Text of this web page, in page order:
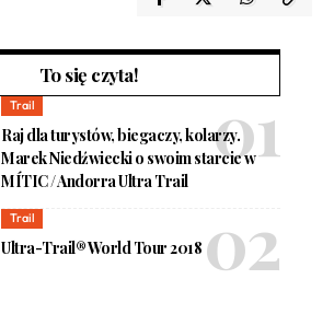
To się czyta!
Trail
Raj dla turystów, biegaczy, kolarzy.
Marek Niedźwiecki o swoim starcie w
MÍTIC / Andorra Ultra Trail
Trail
Ultra-Trail® World Tour 2018